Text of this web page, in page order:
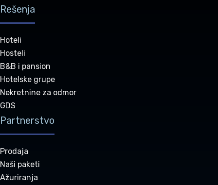
Rešenja
Hoteli
Hosteli
B&B i pansion
Hotelske grupe
Nekretnine za odmor
GDS
Partnerstvo
Prodaja
Naši paketi
Ažuriranja